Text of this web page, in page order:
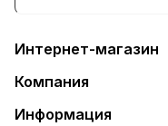
Интернет-магазин
Компания
Информация